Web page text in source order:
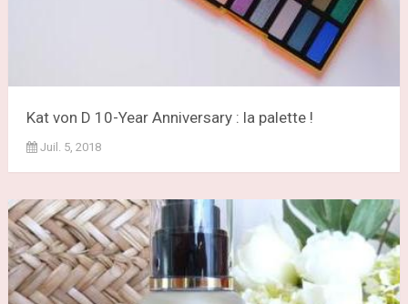
Kat von D 10-Year Anniversary : la palette !
Juil. 5, 2018